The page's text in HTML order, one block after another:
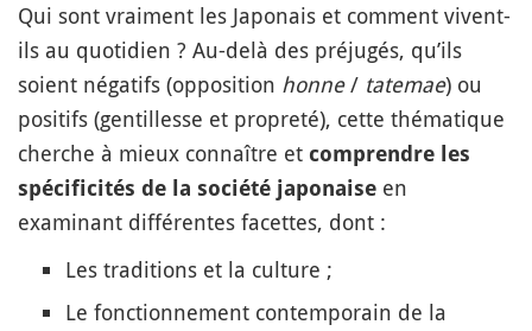
Qui sont vraiment les Japonais et comment vivent-
ils au quotidien ? Au-delà des préjugés, qu’ils
soient négatifs (opposition honne/ tatemae) ou
positifs (gentillesse et propreté), cette thématique
cherche à mieux connaître et comprendre les
spécificités de la société japonaise en
examinant différentes facettes, dont :
Les traditions et la culture ;
Le fonctionnement contemporain de la